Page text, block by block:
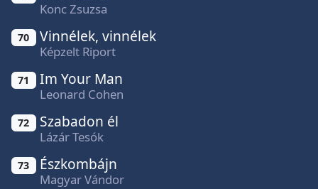
Konc Zsuzsa
70 Vinnélek, vinnélek
Képzelt Riport
71 Im Your Man
Leonard Cohen
72 Szabadon él
Lázár Tesók
73 Észkombájn
Magyar Vándor